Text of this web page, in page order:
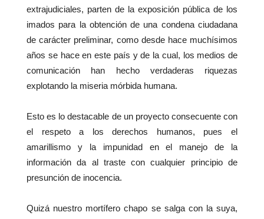
extrajudiciales, parten de la exposición pública de los
imados para la obtención de una condena ciudadana
de carácter preliminar, como desde hace muchísimos
años se hace en este país y de la cual, los medios de
comunicación han hecho verdaderas riquezas
explotando la miseria mórbida humana.
Esto es lo destacable de un proyecto consecuente con
el respeto a los derechos humanos, pues el
amarillismo y la impunidad en el manejo de la
información da al traste con cualquier principio de
presunción de inocencia.
Quizá nuestro mortífero chapo se salga con la suya,